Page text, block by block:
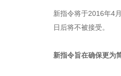
新指令将于2016年4
日后将不被接受。
新指令旨在确保更为